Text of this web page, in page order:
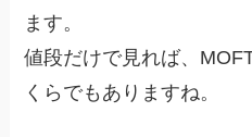
ます。
値段だけで見れば、
くらでもありますね。